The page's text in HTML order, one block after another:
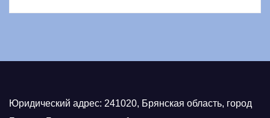
Юридический адрес: 241020, Брянская область, город